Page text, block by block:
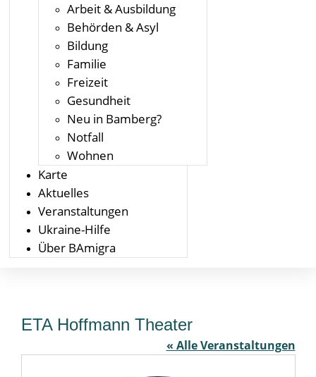
Arbeit & Ausbildung
Behörden & Asyl
Bildung
Familie
Freizeit
Gesundheit
Neu in Bamberg?
Notfall
Wohnen
Karte
Aktuelles
Veranstaltungen
Ukraine-Hilfe
Über BAmigra
ETA Hoffmann Theater
« Alle Veranstaltungen